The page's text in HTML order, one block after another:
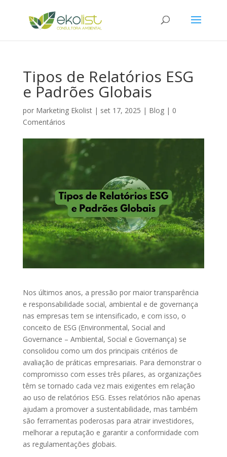
Tipos de Relatórios ESG
e Padrões Globais
por Marketing Ekolist| set 17, 2025 | Blog| 0
Comentários
Nos últimos anos, a pressão por maior transparência
e responsabilidade social, ambiental e de governança
nas empresas tem se intensificado, e com isso, o
conceito de ESG (Environmental, Social and
Governance – Ambiental, Social e Governança) se
consolidou como um dos principais critérios de
avaliação de práticas empresariais. Para demonstrar o
compromisso com esses três pilares, as organizações
têm se tornado cada vez mais exigentes em relação
ao uso de relatórios ESG. Esses relatórios não apenas
ajudam a promover a sustentabilidade, mas também
são ferramentas poderosas para atrair investidores,
melhorar a reputação e garantir a conformidade com
as regulamentações globais.